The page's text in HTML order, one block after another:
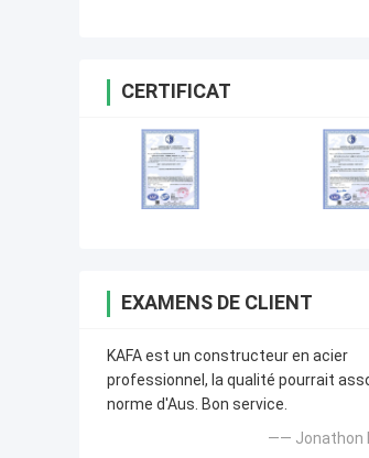
CERTIFICAT
EXAMENS DE CLIENT
KAFA est un constructeur en acier
professionnel, la qualité pourrait
norme d'Aus. Bon service.
—— Jonathon